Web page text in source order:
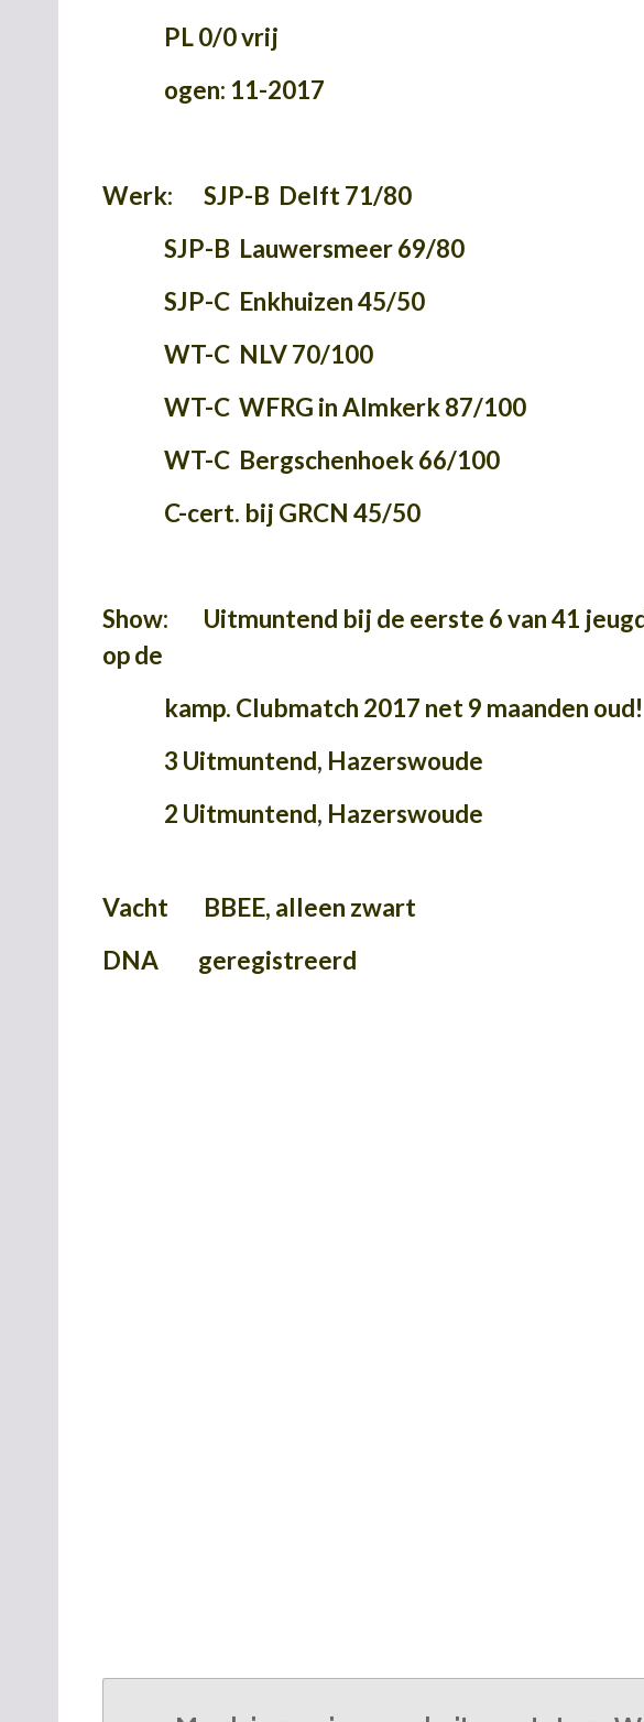
PL 0/0 vrij
ogen: 11-2017
Werk: SJP-B Delft 71/80
SJP-B Lauwersmeer 69/80
SJP-C Enkhuizen 45/50
WT-C NLV 70/100
WT-C WFRG in Almkerk 87/100
WT-C Bergschenhoek 66/100
C-cert. bij GRCN 45/50
Show: Uitmuntend bij de eerste 6 van 41
op de
kamp. Clubmatch 2017 net 9 maanden oud!
3 Uitmuntend, Hazerswoude
2 Uitmuntend, Hazerswoude
Vacht BBEE, alleen zwart
DNA geregistreerd